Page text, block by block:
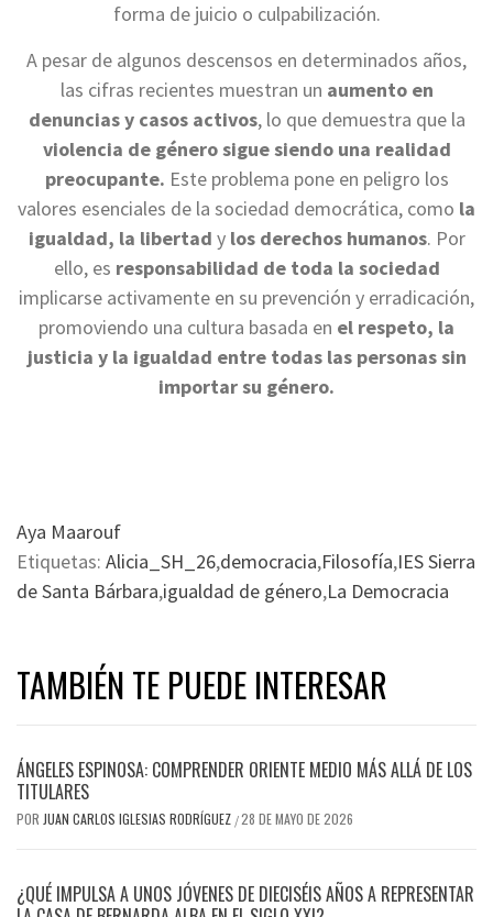
forma de juicio o culpabilización.
A pesar de algunos descensos en determinados años,
las cifras recientes muestran un aumento en
denuncias y casos activos, lo que demuestra que la
violencia de género sigue siendo una realidad
preocupante. Este problema pone en peligro los
valores esenciales de la sociedad democrática, como la
igualdad, la libertad y los derechos humanos. Por
ello, es responsabilidad de toda la sociedad
implicarse activamente en su prevención y erradicación,
promoviendo una cultura basada en el respeto, la
justicia y la igualdad entre todas las personas sin
importar su género.
Aya Maarouf
Etiquetas: Alicia_SH_26,democracia,Filosofía,IES Sierra
de Santa Bárbara,igualdad de género,La Democracia
TAMBIÉN TE PUEDE INTERESAR
ÁNGELES ESPINOSA: COMPRENDER ORIENTE MEDIO MÁS ALLÁ DE LOS
TITULARES
POR JUAN CARLOS IGLESIAS RODRÍGUEZ /28 DE MAYO DE 2026
¿QUÉ IMPULSA A UNOS JÓVENES DE DIECISÉIS AÑOS A REPRESENTAR